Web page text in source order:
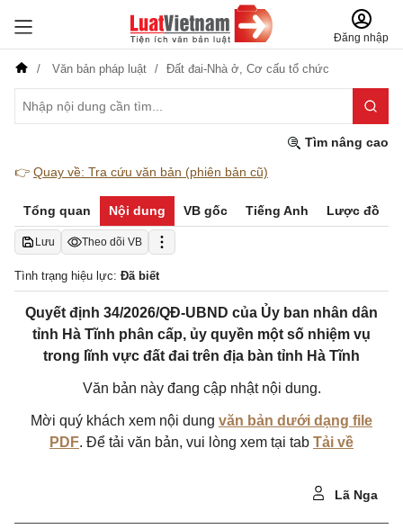
Đăng nhập
Văn bản pháp luật Đất đai-Nhà ở, Cơ cấu tổ chức
Tìm nâng cao
👉 Quay về: Tra cứu văn bản (phiên bản cũ)
Tổng quan Nội dung VB gốc Tiếng Anh Lược đồ
Lưu Theo dõi VB
Tình trạng hiệu lực: Đã biết
Quyết định 34/2026/QĐ-UBND của Ủy ban nhân dân
tỉnh Hà Tĩnh phân cấp, ủy quyền một số nhiệm vụ
trong lĩnh vực đất đai trên địa bàn tỉnh Hà Tĩnh
Văn bản này đang cập nhật nội dung.
Mời quý khách xem nội dung văn bản dưới dạng file
PDF. Để tải văn bản, vui lòng xem tại tab Tải về
Lã Nga